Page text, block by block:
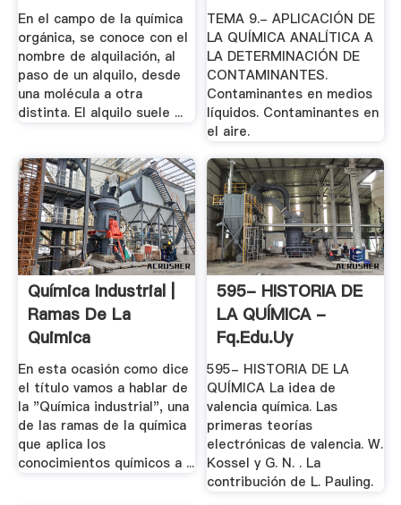
En el campo de la química
orgánica, se conoce con el
nombre de alquilación, al
paso de un alquilo, desde
una molécula a otra
distinta. El alquilo suele ...
TEMA 9.- APLICACIÓN DE
LA QUÍMICA ANALÍTICA A
LA DETERMINACIÓN DE
CONTAMINANTES.
Contaminantes en medios
líquidos. Contaminantes en
el aire.
Química Industrial |
Ramas De La
Quimica
En esta ocasión como dice
el título vamos a hablar de
la "Química industrial", una
de las ramas de la química
que aplica los
conocimientos químicos a ...
595- HISTORIA DE
LA QUÍMICA -
Fq.edu.uy
595- HISTORIA DE LA
QUÍMICA La idea de
valencia química. Las
primeras teorías
electrónicas de valencia. W.
Kossel y G. N. . La
contribución de L. Pauling.